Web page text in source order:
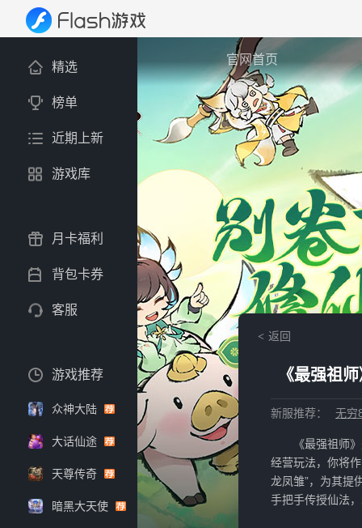
官网首页
返回
《最强祖
新服推荐： 无穷
《最强祖师
经营玩法，你将
龙凤雏”，为其提
手把手传授仙法
精选
榜单
近期上新
游戏库
月卡福利
背包卡券
客服
游戏推荐
众神大陆
大话仙途
天尊传奇
暗黑大天使